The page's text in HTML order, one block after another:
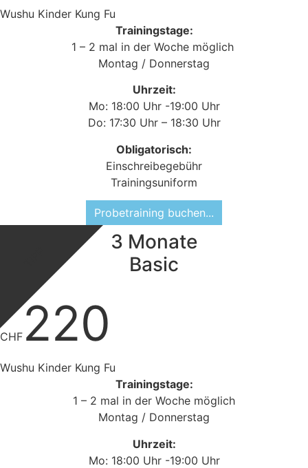
Wushu Kinder Kung Fu
Trainingstage:
1 – 2 mal in der Woche möglich
Montag / Donnerstag
Uhrzeit:
Mo: 18:00 Uhr -19:00 Uhr
Do: 17:30 Uhr – 18:30 Uhr
Obligatorisch:
Einschreibegebühr
Trainingsuniform
Probetraining buchen...
3 Monate
Basic
CHF220
Wushu Kinder Kung Fu
Trainingstage:
1 – 2 mal in der Woche möglich
Montag / Donnerstag
Uhrzeit:
Mo: 18:00 Uhr -19:00 Uhr